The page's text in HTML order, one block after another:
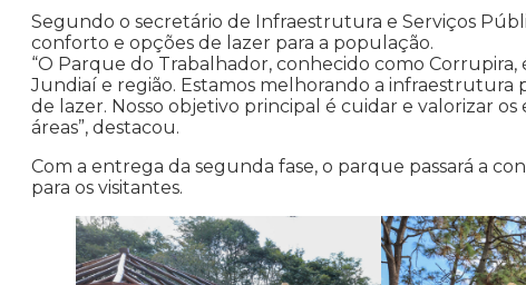
Segundo o secretário de Infraestrutura e Serviços
conforto e opções de lazer para a população.
“O Parque do Trabalhador, conhecido como
Jundiaí e região. Estamos melhorando a
de lazer. Nosso objetivo principal é cuidar e valorizar
áreas”, destacou.
Com a entrega da segunda fase, o parque passará a
para os visitantes.